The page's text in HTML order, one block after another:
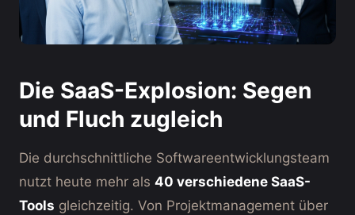
Die SaaS-Explosion: Segen
und Fluch zugleich
Die durchschnittliche Softwareentwicklungsteam
nutzt heute mehr als 40 verschiedene SaaS-
Tools gleichzeitig. Von Projektmanagement über